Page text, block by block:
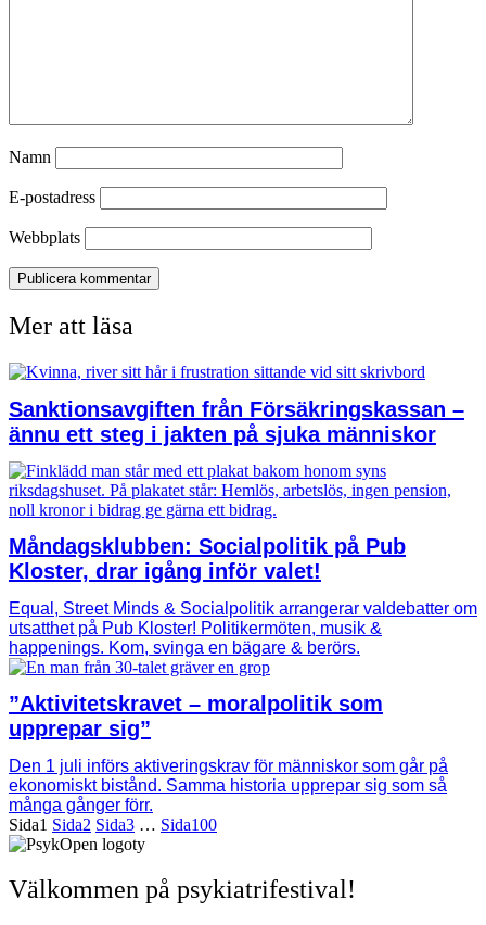
Namn
E-postadress
Webbplats
Mer att läsa
Sanktionsavgiften från Försäkringskassan –
ännu ett steg i jakten på sjuka människor
Måndagsklubben: Socialpolitik på Pub
Kloster, drar igång inför valet!
Equal, Street Minds & Socialpolitik arrangerar valdebatter om
utsatthet på Pub Kloster! Politikermöten, musik &
happenings. Kom, svinga en bägare & berörs.
”Aktivitetskravet – moralpolitik som
upprepar sig”
Den 1 juli införs aktiveringskrav för människor som går på
ekonomiskt bistånd. Samma historia upprepar sig som så
många gånger förr.
Sida1 Sida2 Sida3 … Sida100
Välkommen på psykiatrifestival!